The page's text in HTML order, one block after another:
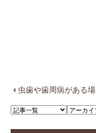
虫歯や歯周病がある場合のインプラント治療